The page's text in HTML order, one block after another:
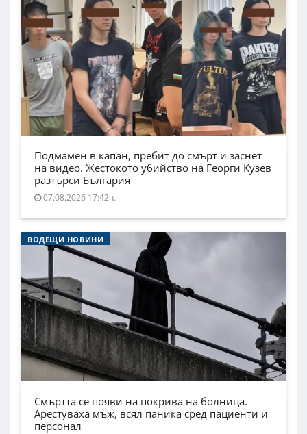
Подмамен в капан, пребит до смърт и заснет
на видео. Жестокото убийство на Георги Кузев
разтърси България
07.08.2026 17:42ч.
ВОДЕЩИ НОВИНИ
Смъртта се появи на покрива на болница.
Арестуваха мъж, всял паника сред пациенти и
персонал